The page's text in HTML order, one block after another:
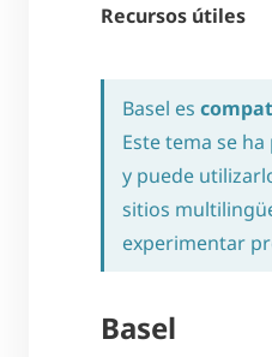
Recursos útiles
Basel es
Este tema se
y puede
sitios
experimentar
Basel